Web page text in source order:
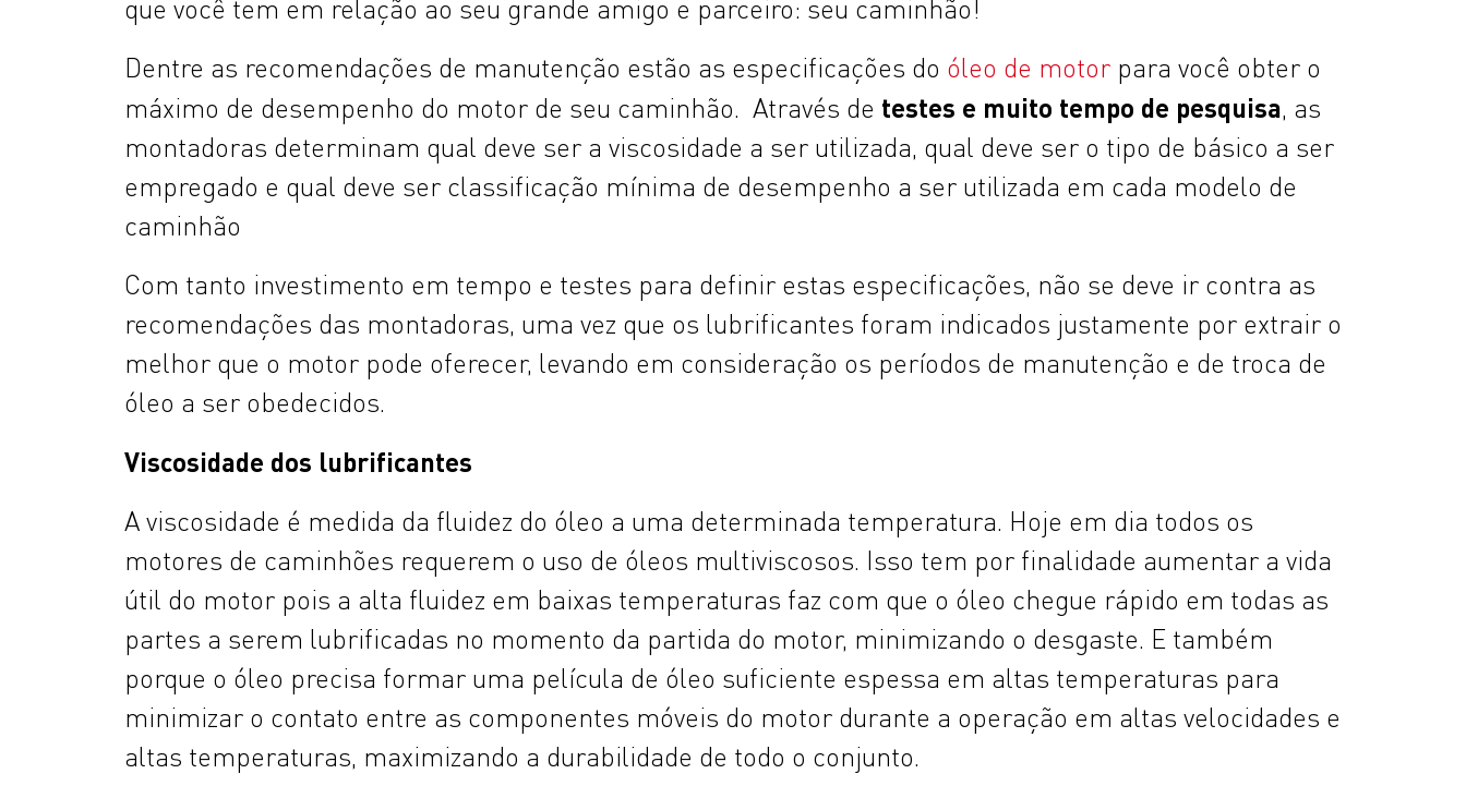
que você tem em relação ao seu grande amigo e parceiro: seu caminhão!
Dentre as recomendações de manutenção estão as especificações do óleo de motor para você obter o
máximo de desempenho do motor de seu caminhão. Através de testes e muito tempo de pesquisa, as
montadoras determinam qual deve ser a viscosidade a ser utilizada, qual deve ser o tipo de básico a ser
empregado e qual deve ser classificação mínima de desempenho a ser utilizada em cada modelo de
caminhão
Com tanto investimento em tempo e testes para definir estas especificações, não se deve ir contra as
recomendações das montadoras, uma vez que os lubrificantes foram indicados justamente por extrair o
melhor que o motor pode oferecer, levando em consideração os períodos de manutenção e de troca de
óleo a ser obedecidos.
Viscosidade dos lubrificantes
A viscosidade é medida da fluidez do óleo a uma determinada temperatura. Hoje em dia todos os
motores de caminhões requerem o uso de óleos multiviscosos. Isso tem por finalidade aumentar a vida
útil do motor pois a alta fluidez em baixas temperaturas faz com que o óleo chegue rápido em todas as
partes a serem lubrificadas no momento da partida do motor, minimizando o desgaste. E também
porque o óleo precisa formar uma película de óleo suficiente espessa em altas temperaturas para
minimizar o contato entre as componentes móveis do motor durante a operação em altas velocidades e
altas temperaturas, maximizando a durabilidade de todo o conjunto.